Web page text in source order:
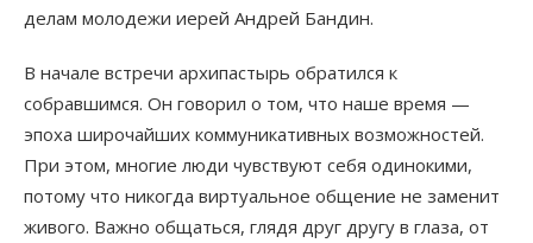
делам молодежи иерей Андрей Бандин.
В начале встречи архипастырь обратился к
собравшимся. Он говорил о том, что наше время —
эпоха широчайших коммуникативных возможностей.
При этом, многие люди чувствуют себя одинокими,
потому что никогда виртуальное общение не заменит
живого. Важно общаться, глядя друг другу в глаза, от